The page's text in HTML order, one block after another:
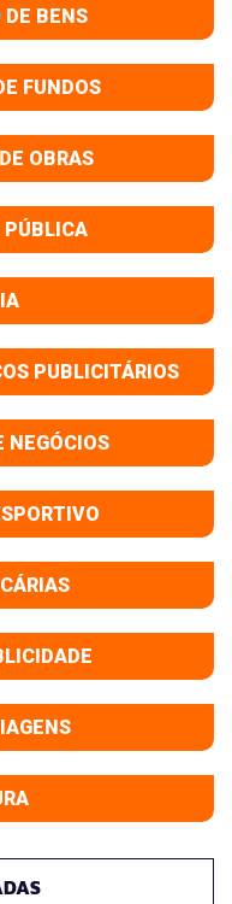
BENS
FUNDOS
OBRAS
PUBLICITÁRIOS
NEGÓCIOS